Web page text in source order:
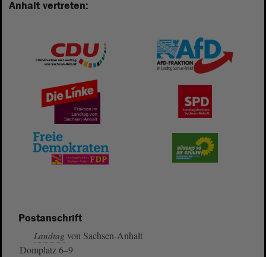
Anhalt vertreten:
Postanschrift
Landtag von Sachsen-Anhalt
Domplatz 6–9